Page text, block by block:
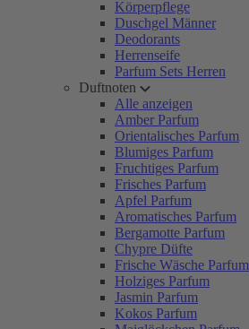
Körperpflege
Duschgel Männer
Deodorants
Herrenseife
Parfum Sets Herren
Duftnoten
Alle anzeigen
Amber Parfum
Orientalisches Parfum
Blumiges Parfum
Fruchtiges Parfum
Frisches Parfum
Apfel Parfum
Aromatisches Parfum
Bergamotte Parfum
Chypre Düfte
Frische Wäsche Parfum
Holziges Parfum
Jasmin Parfum
Kokos Parfum